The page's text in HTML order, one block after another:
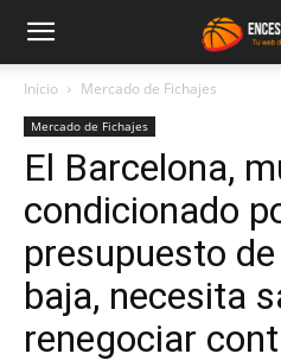
Inicio Mercado de Fichajes
Mercado de Fichajes
El Barcelona,
condicionado
presupuesto
baja, necesita
renegociar